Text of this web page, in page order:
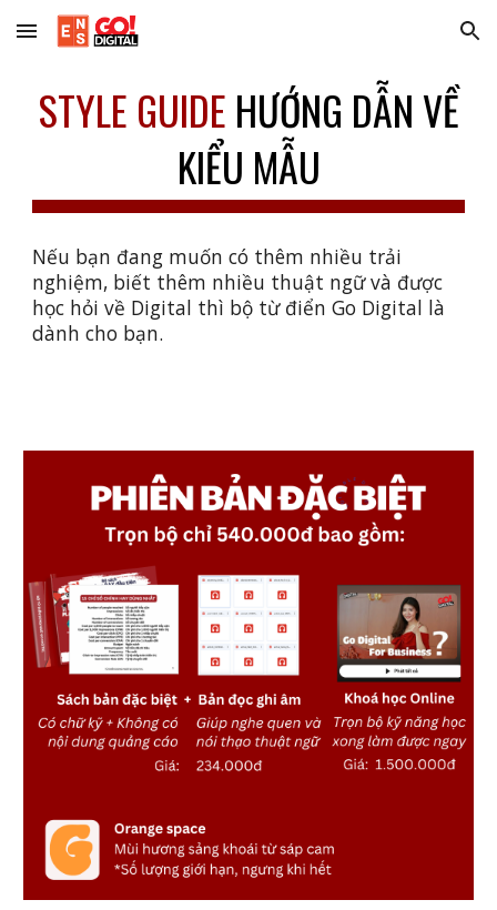
Skip to main content Skip to navigation
STYLE GUIDE HƯỚNG DẪN VỀ
KIỂU MẪU
Nếu bạn đang muốn có thêm nhiều trải
nghiệm, biết thêm nhiều thuật ngữ và được
học hỏi về Digital thì bộ từ điển Go Digital là
dành cho bạn.